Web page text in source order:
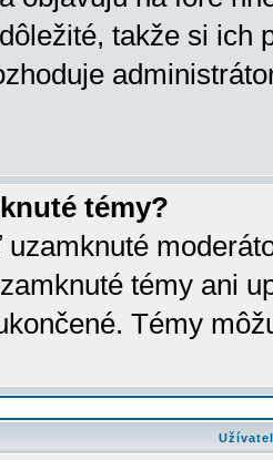
takže si ich
témy?
témy ani
Témy